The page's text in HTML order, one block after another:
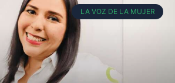
LA VOZ DE LA MUJER